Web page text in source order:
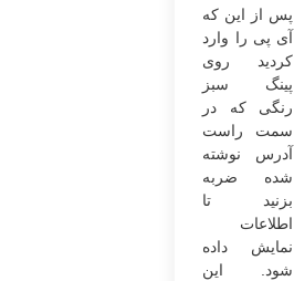
پس از این که
آی پی را وارد
کردید روی
پینگ سبز
رنگی که در
سمت راست
آدرس نوشته
شده ضربه
بزنید تا
اطلاعات
نمایش داده
شود. این